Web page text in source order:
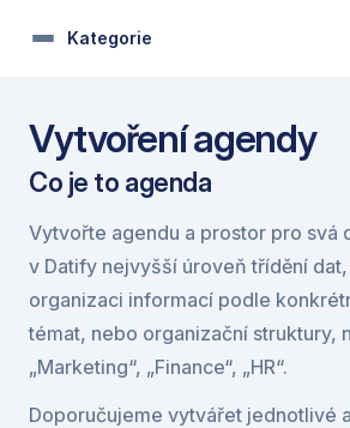
Kategorie
Vytvoření agendy
Co je to agenda
Vytvořte agendu a prostor pro svá
v Datify nejvyšší úroveň třídění
organizaci informací podle
témat, nebo organizační struktury,
„Marketing“, „Finance“, „HR“.
Doporučujeme vytvářet jednotlivé